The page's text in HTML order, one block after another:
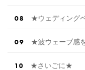
★ウェディング
★波ウェーブ感
★さいごに★